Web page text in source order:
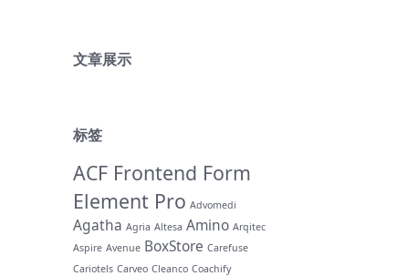
文章展示
标签
ACF Frontend Form
Element Pro Advomedi
Agatha Agria Altesa Amino Arqitec
Aspire Avenue BoxStore Carefuse
Cariotels Carveo Cleanco Coachify